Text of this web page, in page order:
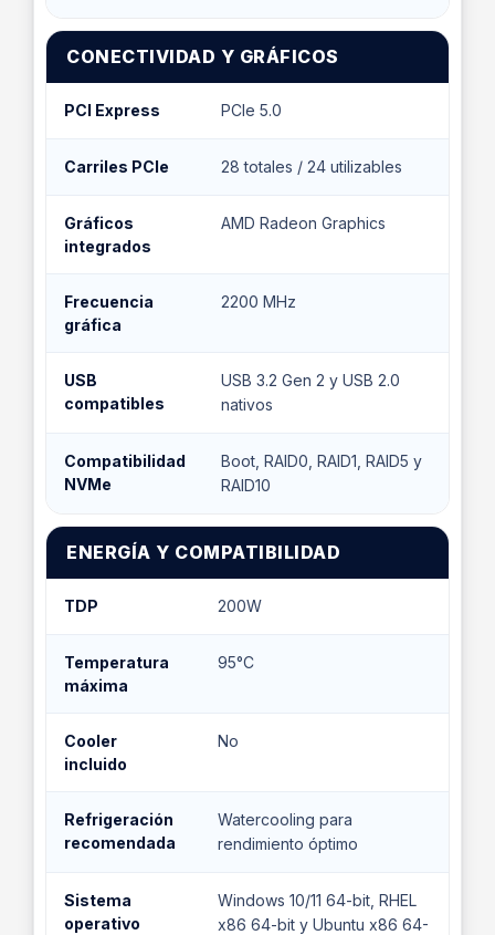
CONECTIVIDAD Y GRÁFICOS
PCI Express PCIe 5.0
Carriles PCIe 28 totales / 24 utilizables
Gráficos
integrados
AMD Radeon Graphics
Frecuencia
gráfica
2200 MHz
USB
compatibles
USB 3.2 Gen 2 y USB 2.0
nativos
Compatibilidad
NVMe
Boot, RAID0, RAID1, RAID5 y
RAID10
ENERGÍA Y COMPATIBILIDAD
TDP 200W
Temperatura
máxima
95°C
Cooler
incluido
No
Refrigeración
recomendada
Watercooling para
rendimiento óptimo
Sistema
operativo
Windows 10/11 64-bit, RHEL
x86 64-bit y Ubuntu x86 64-